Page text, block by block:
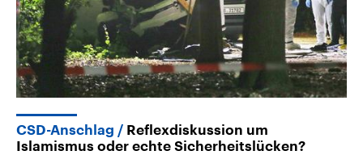
CSD-Anschlag
Reflexdiskussion um
Islamismus oder echte Sicherheitslücken?